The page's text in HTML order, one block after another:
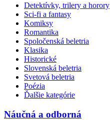
Detektívky, trilery a horory
Sci-fi a fantasy
Komiksy
Romantika
Spoločenská beletria
Klasika
Historické
Slovenská beletria
Svetová beletria
Poézia
Ďalšie kategórie
Náučná a odborná